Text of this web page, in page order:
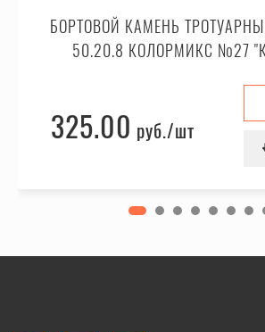
БОРТОВОЙ КАМЕНЬ
50.20.8 КОЛОРМИКС №27
325.00 руб./шт